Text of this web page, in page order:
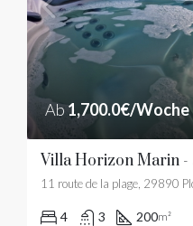
Ab 1,700.0€/Woche
11 route de la plage, 29890
4 3 200m²